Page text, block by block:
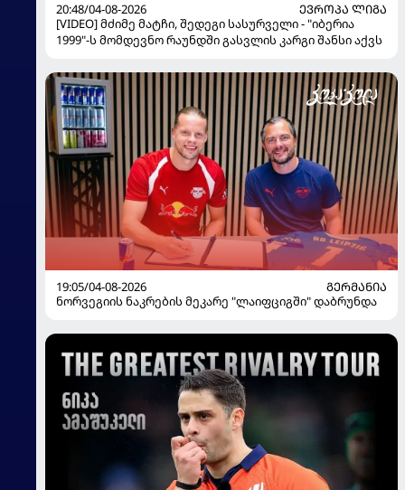
20:48/04-08-2026
ᲔᲕᲠᲝᲞᲐ ᲚᲘᲒᲐ
[VIDEO] მძიმე მატჩი, შედეგი სასურველი - "იბერია
1999"-ს მომდევნო რაუნდში გასვლის კარგი შანსი აქვს
19:05/04-08-2026
ᲒᲔᲠᲛᲐᲜᲘᲐ
ნორვეგიის ნაკრების მეკარე "ლაიფციგში" დაბრუნდა